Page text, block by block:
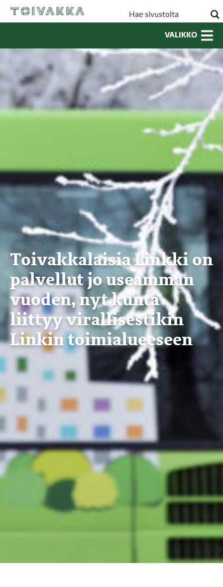
VALIKKO
Toivakkalaisia Linkki on
palvellut jo useamman
vuoden, nyt kunta
liittyy virallisestikin
Linkin toimialueeseen